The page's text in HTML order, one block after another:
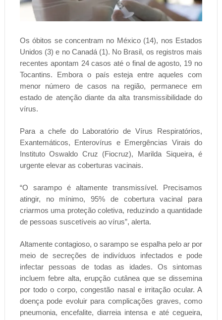
Os óbitos se concentram no México (14), nos Estados
Unidos (3) e no Canadá (1). No Brasil, os registros mais
recentes apontam 24 casos até o final de agosto, 19 no
Tocantins. Embora o país esteja entre aqueles com
menor número de casos na região, permanece em
estado de atenção diante da alta transmissibilidade do
vírus.
Para a chefe do Laboratório de Vírus Respiratórios,
Exantemáticos, Enterovírus e Emergências Virais do
Instituto Oswaldo Cruz (Fiocruz), Marilda Siqueira, é
urgente elevar as coberturas vacinais.
“O sarampo é altamente transmissível. Precisamos
atingir, no mínimo, 95% de cobertura vacinal para
criarmos uma proteção coletiva, reduzindo a quantidade
de pessoas suscetíveis ao vírus”, alerta.
Altamente contagioso, o sarampo se espalha pelo ar por
meio de secreções de indivíduos infectados e pode
infectar pessoas de todas as idades. Os sintomas
incluem febre alta, erupção cutânea que se dissemina
por todo o corpo, congestão nasal e irritação ocular. A
doença pode evoluir para complicações graves, como
pneumonia, encefalite, diarreia intensa e até cegueira,